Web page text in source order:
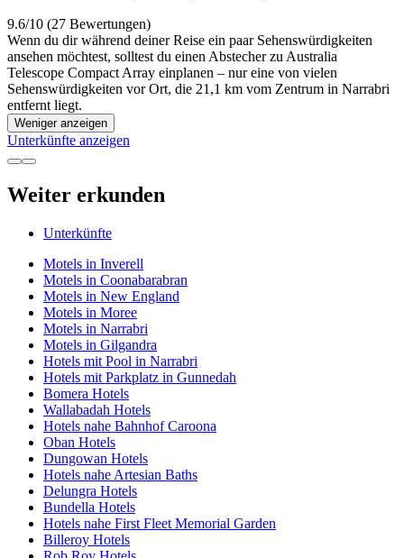
9.6/10 (27 Bewertungen)
Wenn du dir während deiner Reise ein paar Sehenswürdigkeiten
ansehen möchtest, solltest du einen Abstecher zu Australia
Telescope Compact Array einplanen – nur eine von vielen
Sehenswürdigkeiten vor Ort, die 21,1 km vom Zentrum in Narrabri
entfernt liegt.
Weniger anzeigen
Unterkünfte anzeigen
Weiter erkunden
Unterkünfte
Motels in Inverell
Motels in Coonabarabran
Motels in New England
Motels in Moree
Motels in Narrabri
Motels in Gilgandra
Hotels mit Pool in Narrabri
Hotels mit Parkplatz in Gunnedah
Bomera Hotels
Wallabadah Hotels
Hotels nahe Bahnhof Caroona
Oban Hotels
Dungowan Hotels
Hotels nahe Artesian Baths
Delungra Hotels
Bundella Hotels
Hotels nahe First Fleet Memorial Garden
Billeroy Hotels